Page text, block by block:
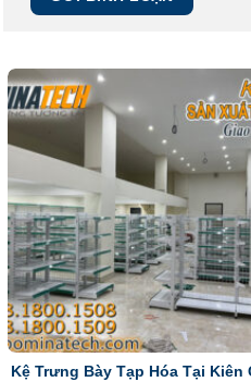
Kệ Trưng Bày Tạp Hóa Tại Kiên